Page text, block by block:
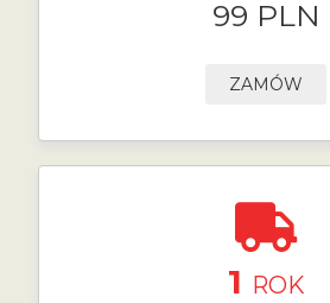
99 PLN
ZAMÓW
1 ROK